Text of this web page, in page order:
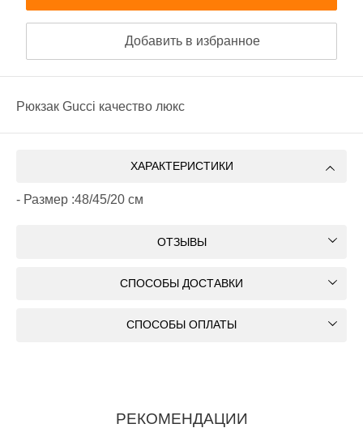
Добавить в избранное
Рюкзак Gucci качество люкс
ХАРАКТЕРИСТИКИ
- Размер :48/45/20 см
ОТЗЫВЫ
СПОСОБЫ ДОСТАВКИ
СПОСОБЫ ОПЛАТЫ
РЕКОМЕНДАЦИИ